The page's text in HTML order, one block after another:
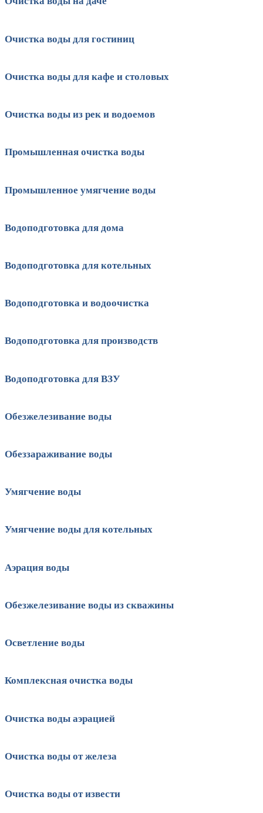
Очистка воды для гостиниц
Очистка воды для кафе и столовых
Очистка воды из рек и водоемов
Промышленная очистка воды
Промышленное умягчение воды
Водоподготовка для дома
Водоподготовка для котельных
Водоподготовка и водоочистка
Водоподготовка для производств
Водоподготовка для ВЗУ
Обезжелезивание воды
Обеззараживание воды
Умягчение воды
Умягчение воды для котельных
Аэрация воды
Обезжелезивание воды из скважины
Осветление воды
Комплексная очистка воды
Очистка воды аэрацией
Очистка воды от железа
Очистка воды от извести